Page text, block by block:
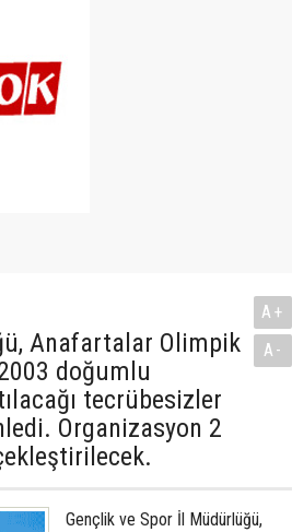
Anafartalar Olimpik
doğumlu
tecrübesizler
Organizasyon 2
A+
A-
Gençlik ve Spor İl Müdürlüğü,